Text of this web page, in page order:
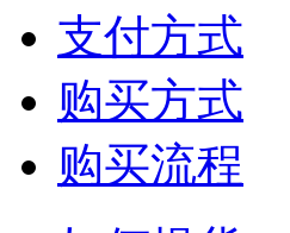
支付方式
购买方式
购买流程